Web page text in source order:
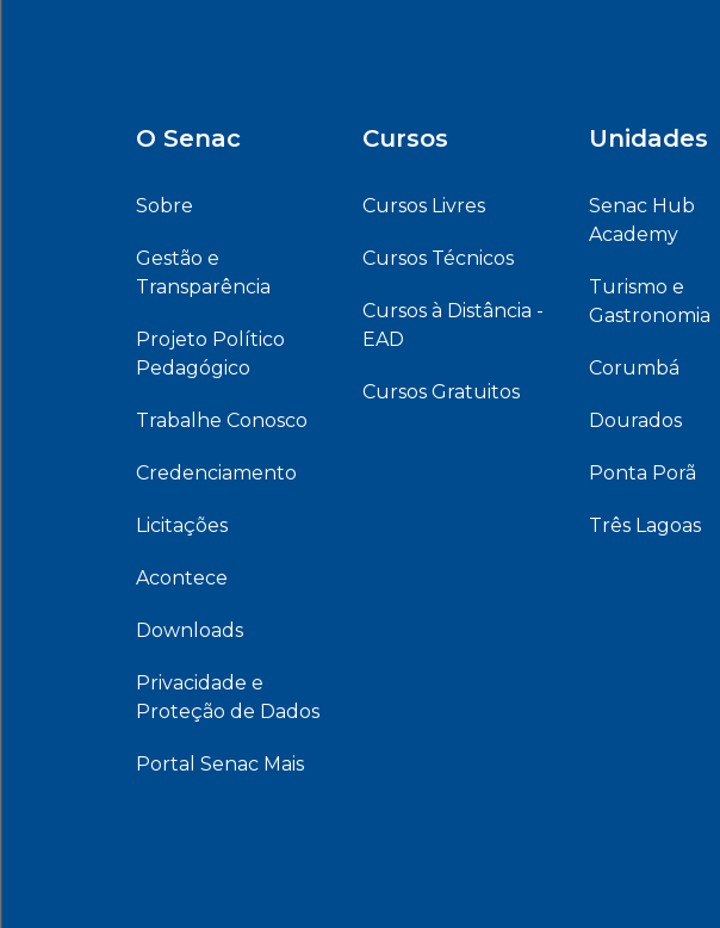
O Senac
Sobre
Gestão e
Transparência
Projeto Político
Pedagógico
Trabalhe Conosco
Credenciamento
Licitações
Acontece
Downloads
Privacidade e
Proteção de Dados
Portal Senac Mais
Cursos
Cursos Livres
Cursos Técnicos
Cursos à Distância -
EAD
Cursos Gratuitos
Unidades
Senac Hub
Academy
Turismo e
Gastronomia
Corumbá
Dourados
Ponta Porã
Três Lagoas